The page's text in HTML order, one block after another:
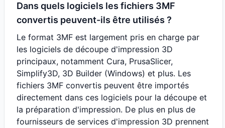
Dans quels logiciels les fichiers 3MF
convertis peuvent-ils être utilisés ?
Le format 3MF est largement pris en charge par
les logiciels de découpe d'impression 3D
principaux, notamment Cura, PrusaSlicer,
Simplify3D, 3D Builder (Windows) et plus. Les
fichiers 3MF convertis peuvent être importés
directement dans ces logiciels pour la découpe et
la préparation d'impression. De plus en plus de
fournisseurs de services d'impression 3D prennent